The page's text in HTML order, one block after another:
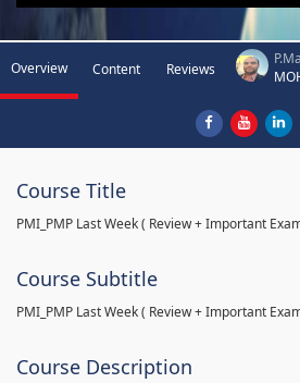
Overview Content Reviews
Course Title
PMI_PMP Last Week ( Review + Important
Course Subtitle
PMI_PMP Last Week ( Review + Important
Course Description